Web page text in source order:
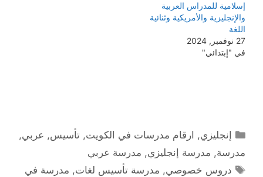
إسلامية للمدراس العربية
والإنجليزية والأمريكية وثنائية
اللغة
27 نوفمبر, 2024
في "إبتدائي"
التصنيفات
إنجليزي, ارقام مدرسات في الكويت,تأسيس, عربي,
مدرسة, مدرسة إنجليزي, مدرسة عربي
الوسوم
دروس خصوصي, مدرسة تأسيس لغات, مدرسة في